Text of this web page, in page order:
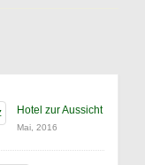
Hotel zur Aussicht
Mai, 2016